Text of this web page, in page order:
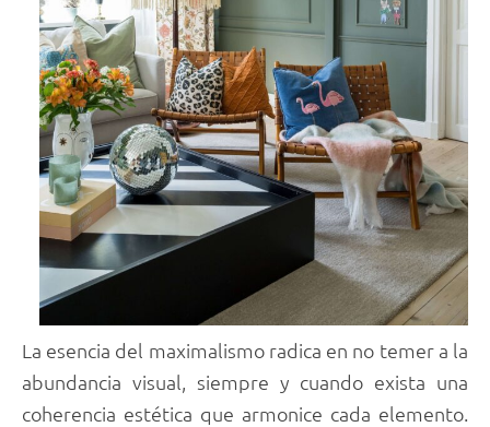
La esencia del maximalismo radica en no temer a la
abundancia visual, siempre y cuando exista una
coherencia estética que armonice cada elemento.